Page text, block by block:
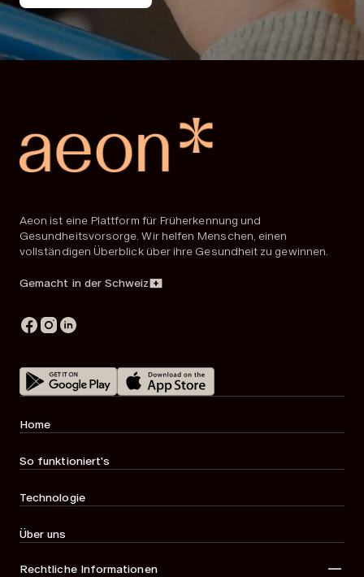
Aeon ist eine Plattform für Früherkennung und
Gesundheitsvorsorge. Wir helfen Menschen, einen
vollständigen Überblick über ihre Gesundheit zu gewinnen.
Gemacht in der Schweiz
Home
So funktioniert's
Technologie
Über uns
Rechtliche Informationen